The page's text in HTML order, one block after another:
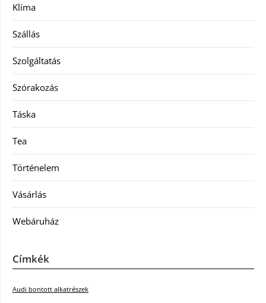
Klíma
Szállás
Szolgáltatás
Szórakozás
Táska
Tea
Történelem
Vásárlás
Webáruház
Címkék
Audi bontott alkatrészek